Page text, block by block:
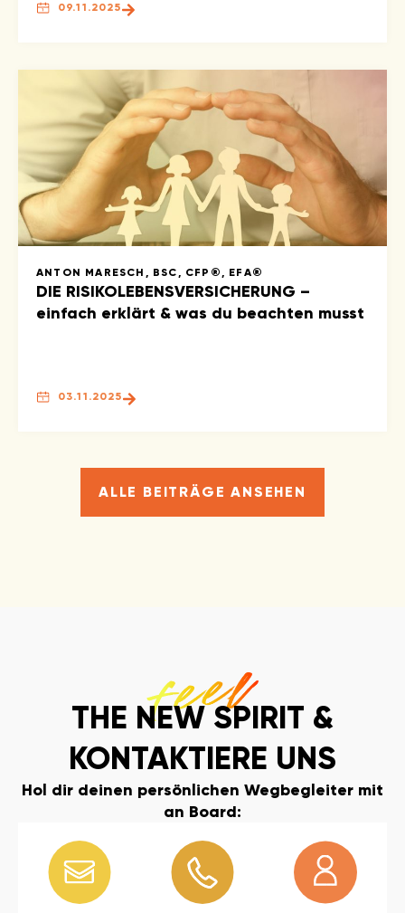
09.11.2025
ANTON MARESCH, BSC, CFP®, EFA®
DIE RISIKOLEBENSVERSICHERUNG –
einfach erklärt & was du beachten musst
03.11.2025
ALLE BEITRÄGE ANSEHEN
THE NEW SPIRIT &
KONTAKTIERE UNS
Hol dir deinen persönlichen Wegbegleiter mit
an Board: